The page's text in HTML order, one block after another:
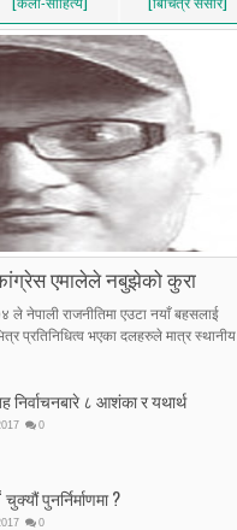
[VERTICAL] [VERTICAL]
[RECENT][5]
एमालेले नबुझेको कुरा
ले नेपाली राजनीतिमा एउटा नयाँ बहसलाई
प्रतिनिधित्व भएका दलहरुले मात्र स्थानीय
निर्वाचनबारे ८ आशंका र यथार्थ
0
पुनर्निर्माणमा ?
0